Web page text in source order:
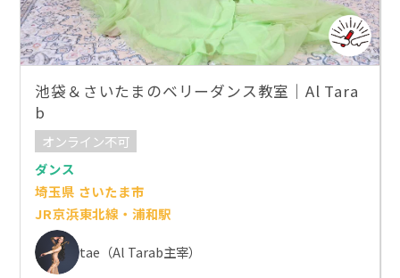
池袋＆さいたまのベリーダンス教室｜Al Tara
b
オンライン不可
ダンス
埼玉県 さいたま市
JR京浜東北線・浦和駅
tae（Al Tarab主宰）